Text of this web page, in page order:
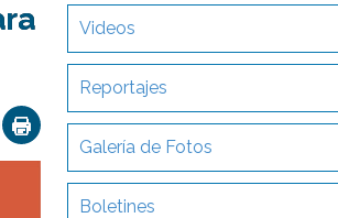
Email
Videos
Reportajes
Galería de Fotos
Boletines